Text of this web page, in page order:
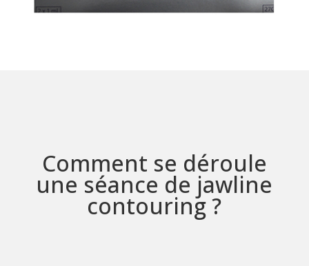
Comment se déroule
une séance de jawline
contouring ?